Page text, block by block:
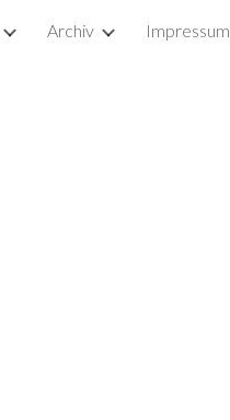
Archiv Impressum